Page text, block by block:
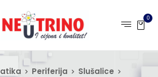
0
Periferija
Slušalice